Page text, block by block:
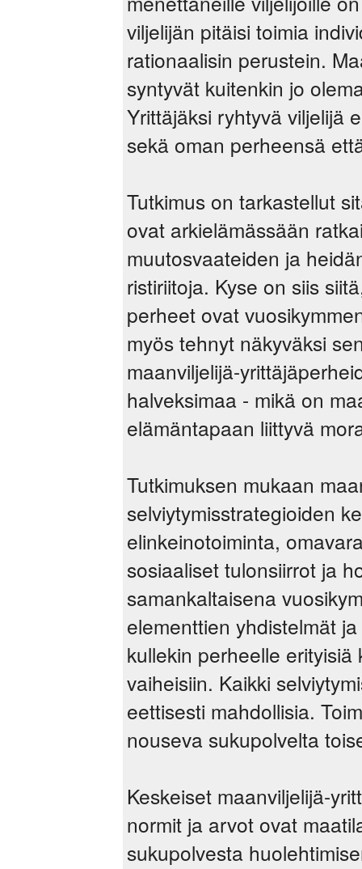
viljelijän pitäisi toimia
rationaalisin perustein.
syntyvät kuitenkin jo
Yrittäjäksi ryhtyvä viljelijä
sekä oman perheensä
Tutkimus on tarkastellut
ovat arkielämässään
muutosvaateiden ja
ristiriitoja. Kyse on siis
perheet ovat
myös tehnyt näkyväksi
maanviljelijä-
halveksimaa - mikä on
elämäntapaan liittyvä
Tutkimuksen mukaan
selviytymisstrategioiden
elinkeinotoiminta,
sosiaaliset tulonsiirrot ja
samankaltaisena
elementtien yhdistelmät
kullekin perheelle
vaiheisiin. Kaikki
eettisesti mahdollisia.
nouseva sukupolvelta
Keskeiset maanviljelijä-
normit ja arvot ovat
sukupolvesta